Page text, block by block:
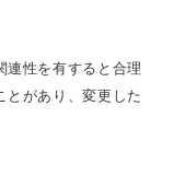
連性を有すると合理
とがあり、変更した